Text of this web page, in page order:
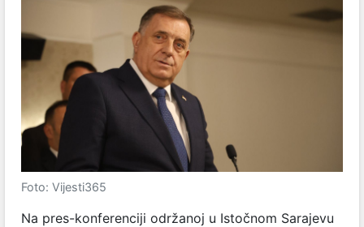
Foto: Vijesti365
Na pres-konferenciji održanoj u Istočnom Sarajevu